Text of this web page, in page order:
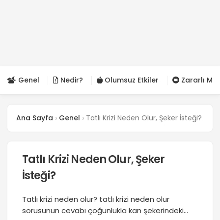
Genel Nedir? Olumsuz Etkiler Zararlı Mı?
Ana Sayfa Genel Tatlı Krizi Neden Olur, Şeker İsteği?
Tatlı Krizi Neden Olur, Şeker
İsteği?
Tatlı krizi neden olur? tatlı krizi neden olur
sorusunun cevabı çoğunlukla kan şekerindeki